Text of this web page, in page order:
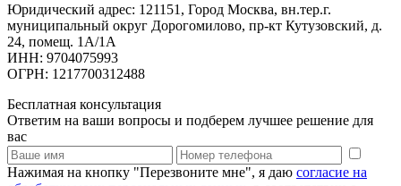
Юридический адрес: 121151, Город Москва, вн.тер.г.
муниципальный округ Дорогомилово, пр-кт Кутузовский, д.
24, помещ. 1А/1А
ИНН: 9704075993
ОГРН: 1217700312488
Бесплатная консультация
Ответим на ваши вопросы и подберем лучшее решение для
вас
Нажимая на кнопку "Перезвоните мне", я даю согласие на